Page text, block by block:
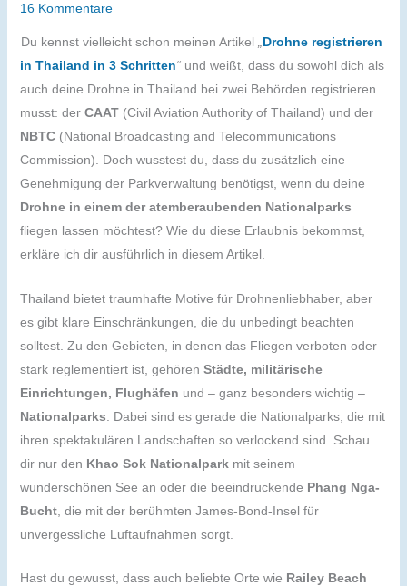
16 Kommentare
Du kennst vielleicht schon meinen Artikel
Drohne registrieren
in Thailand in 3 Schritten“und weißt, dass du sowohl dich als
auch deine Drohne in Thailand bei zwei Behörden registrieren
musst: der CAAT(Civil Aviation Authority of Thailand) und der
NBTC(National Broadcasting and Telecommunications
Commission). Doch wusstest du, dass du zusätzlich eine
Genehmigung der Parkverwaltung benötigst, wenn du deine
Drohne in einem der atemberaubenden Nationalparks
fliegen lassen möchtest? Wie du diese Erlaubnis bekommst,
erkläre ich dir ausführlich in diesem Artikel.
Thailand bietet traumhafte Motive für Drohnenliebhaber, aber
es gibt klare Einschränkungen, die du unbedingt beachten
solltest. Zu den Gebieten, in denen das Fliegen verboten oder
stark reglementiert ist, gehören Städte, militärische
Einrichtungen, Flughäfen und – ganz besonders wichtig –
Nationalparks . Dabei sind es gerade die Nationalparks, die mit
ihren spektakulären Landschaften so verlockend sind. Schau
dir nur den Khao Sok Nationalparkmit seinem
wunderschönen See an oder die beeindruckende Phang Nga-
Bucht, die mit der berühmten James-Bond-Insel für
unvergessliche Luftaufnahmen sorgt.
Hast du gewusst, dass auch beliebte Orte wie Railey Beach